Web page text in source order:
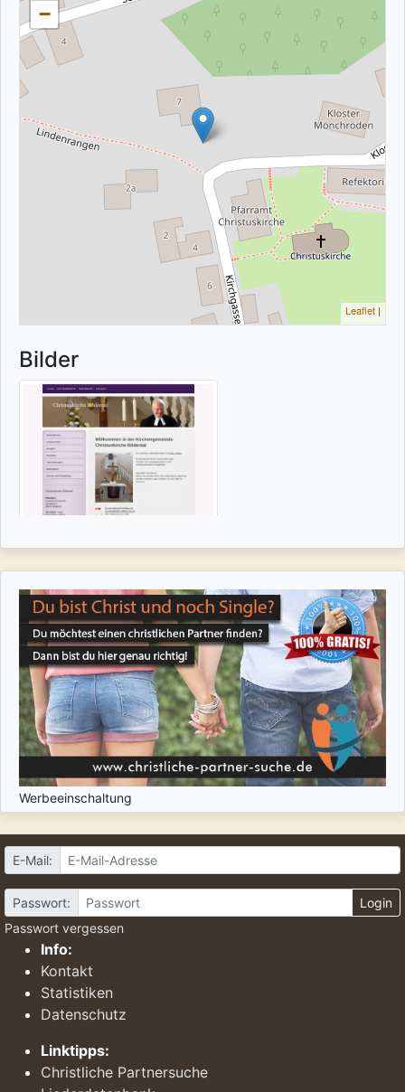
−
Leaflet |
Bilder
Werbeeinschaltung
E-Mail:
Passwort:
Login
Passwort vergessen
Info:
Kontakt
Statistiken
Datenschutz
Linktipps:
Christliche Partnersuche